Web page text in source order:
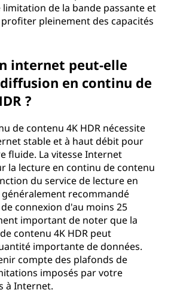
de la bande passante et
pleinement des capacités
internet peut-elle
en continu de
?
de contenu 4K HDR nécessite
stable et à haut débit pour
fluide. La vitesse Internet
la lecture en continu de contenu
du service de lecture en
recommandé
connexion d'au moins 25
important de noter que la
contenu 4K HDR peut
importante de données.
compte des plafonds de
imposés par votre
à Internet.